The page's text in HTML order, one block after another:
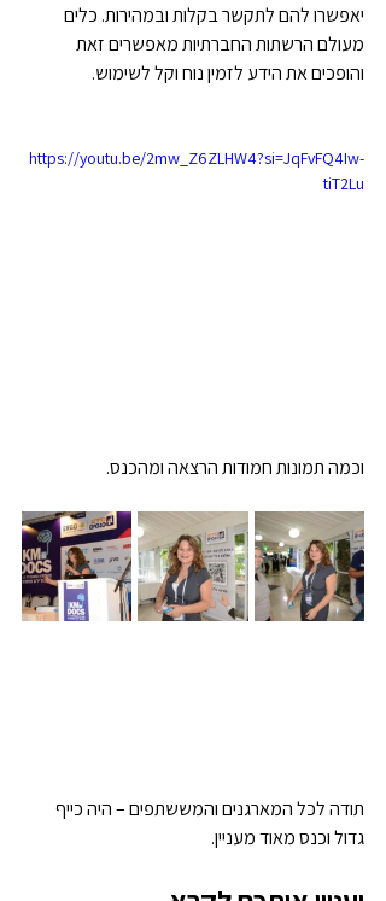
יאפשרו להם לתקשר בקלות ובמהירות. כלים
מעולם הרשתות החברתיות מאפשרים זאת
והופכים את הידע לזמין נוח וקל לשימוש.
https://youtu.be/2mw_Z6ZLHW4?si=JqFvFQ4Iw-
tiT2Lu
וכמה תמונות חמודות הרצאה ומהכנס.
תודה לכל המארגנים והמששתפים – היה כייף
גדול וכנס מאוד מעניין.